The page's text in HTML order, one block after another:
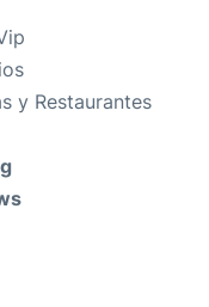
y Restaurantes